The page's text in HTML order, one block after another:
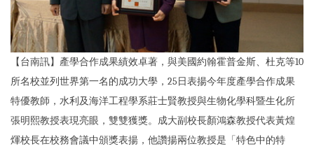
【台南訊】產學合作成果績效卓著，與美國約翰霍普金斯、杜克等10
所名校並列世界第一名的成功大學，25日表揚今年度產學合作成果
特優教師，水利及海洋工程學系莊士賢教授與生物化學科暨生化所
張明熙教授表現亮眼，雙雙獲獎。成大副校長顏鴻森教授代表黃煌
煇校長在校務會議中頒獎表揚，他讚揚兩位教授是「特色中的特